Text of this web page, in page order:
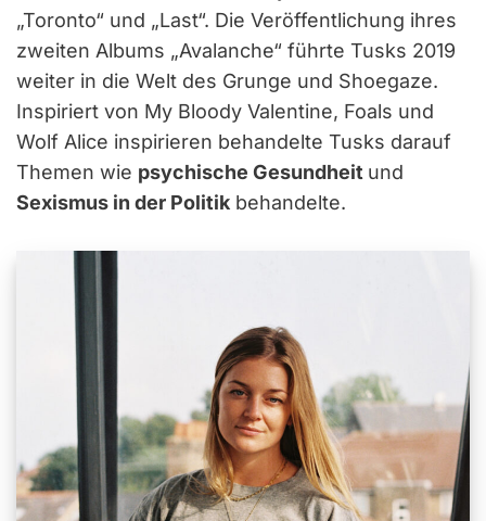
„Toronto“ und „Last“. Die Veröffentlichung ihres
zweiten Albums „Avalanche“ führte Tusks 2019
weiter in die Welt des Grunge und Shoegaze.
Inspiriert von My Bloody Valentine, Foals und
Wolf Alice inspirieren behandelte Tusks darauf
Themen wie psychische Gesundheit und
Sexismus in der Politik behandelte.